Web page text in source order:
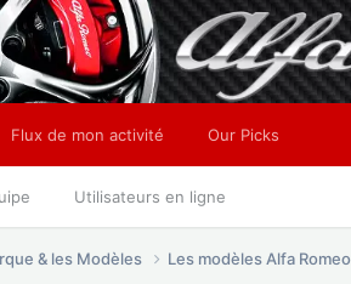
Utilisateurs en ligne
Flux de mon activité Our Picks
& les Modèles Les modèles Alfa Romeo